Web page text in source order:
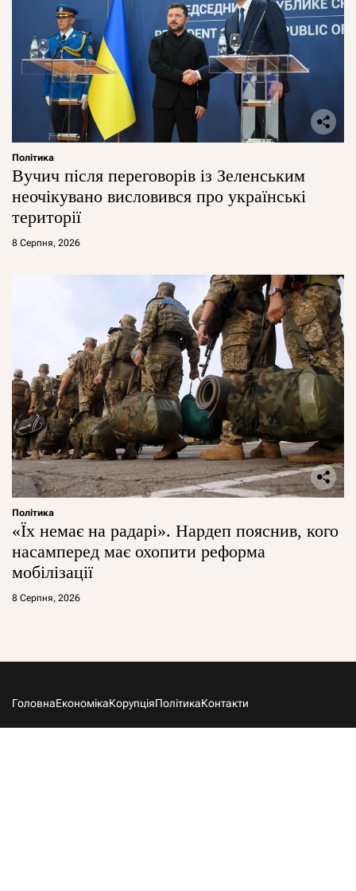
Політика
Вучич після переговорів із Зеленським
неочікувано висловився про українські
території
8 Серпня, 2026
Політика
«Їх немає на радарі». Нардеп пояснив, кого
насамперед має охопити реформа
мобілізації
8 Серпня, 2026
ГоловнаЕкономікаКорупціяПолітикаКонтакти